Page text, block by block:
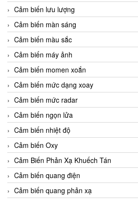
Cảm biến lưu lượng
Cảm biến màn sáng
Cảm biến màu sắc
Cảm biến máy ảnh
Cảm biến momen xoắn
Cảm biến mức dạng xoay
Cảm biến mức radar
Cảm biến ngọn lửa
Cảm biến nhiệt độ
Cảm biến Oxy
Cảm Biến Phản Xạ Khuếch Tán
Cảm biến quang điện
Cảm biến quang phản xạ